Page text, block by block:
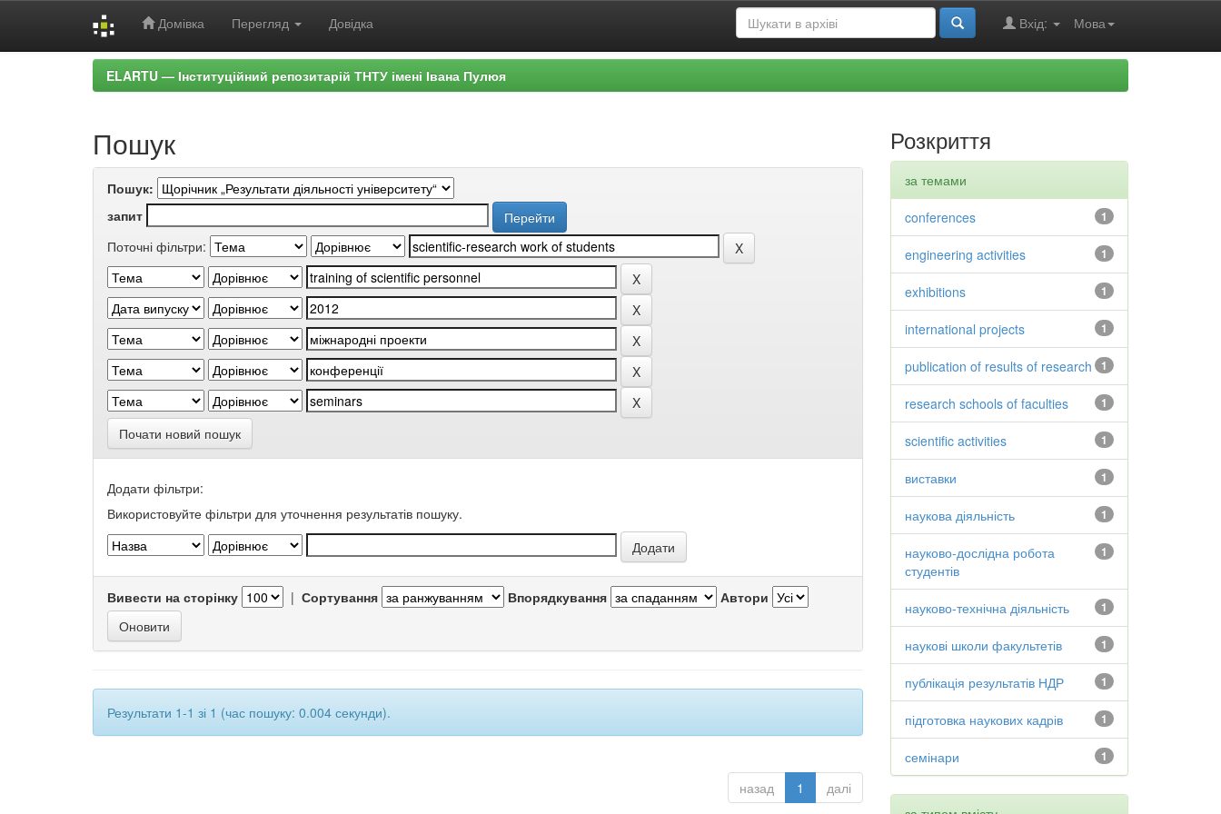
Домівка Перегляд Довідка Мова
Вхід:
ELARTU — Інституційний репозитарій ТНТУ імені Івана Пулюя
Пошук
Пошук:
запит
Поточні фільтри:
Почати новий пошук
Додати фільтри:
Використовуйте фільтри для уточнення результатів пошуку.
Вивести на сторінку | Сортування Впорядкування Автори
Результати 1-1 зі 1 (час пошуку: 0.004 секунди).
назад 1 далі
Розкриття
за темами
1
conferences
1
engineering activities
1
exhibitions
1
international projects
1
publication of results of research
1
research schools of faculties
1
scientific activities
1
виставки
1
наукова діяльність
1
науково-дослідна робота
студентів
1
науково-технічна діяльність
1
наукові школи факультетів
1
публікація результатів НДР
1
підготовка наукових кадрів
1
семінари